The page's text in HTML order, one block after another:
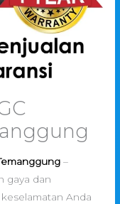
–
gaya dan
Anda